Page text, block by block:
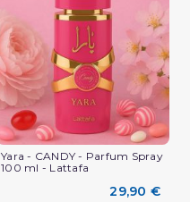
Yara - CANDY - Parfum Spray
100 ml - Lattafa
29,90 €